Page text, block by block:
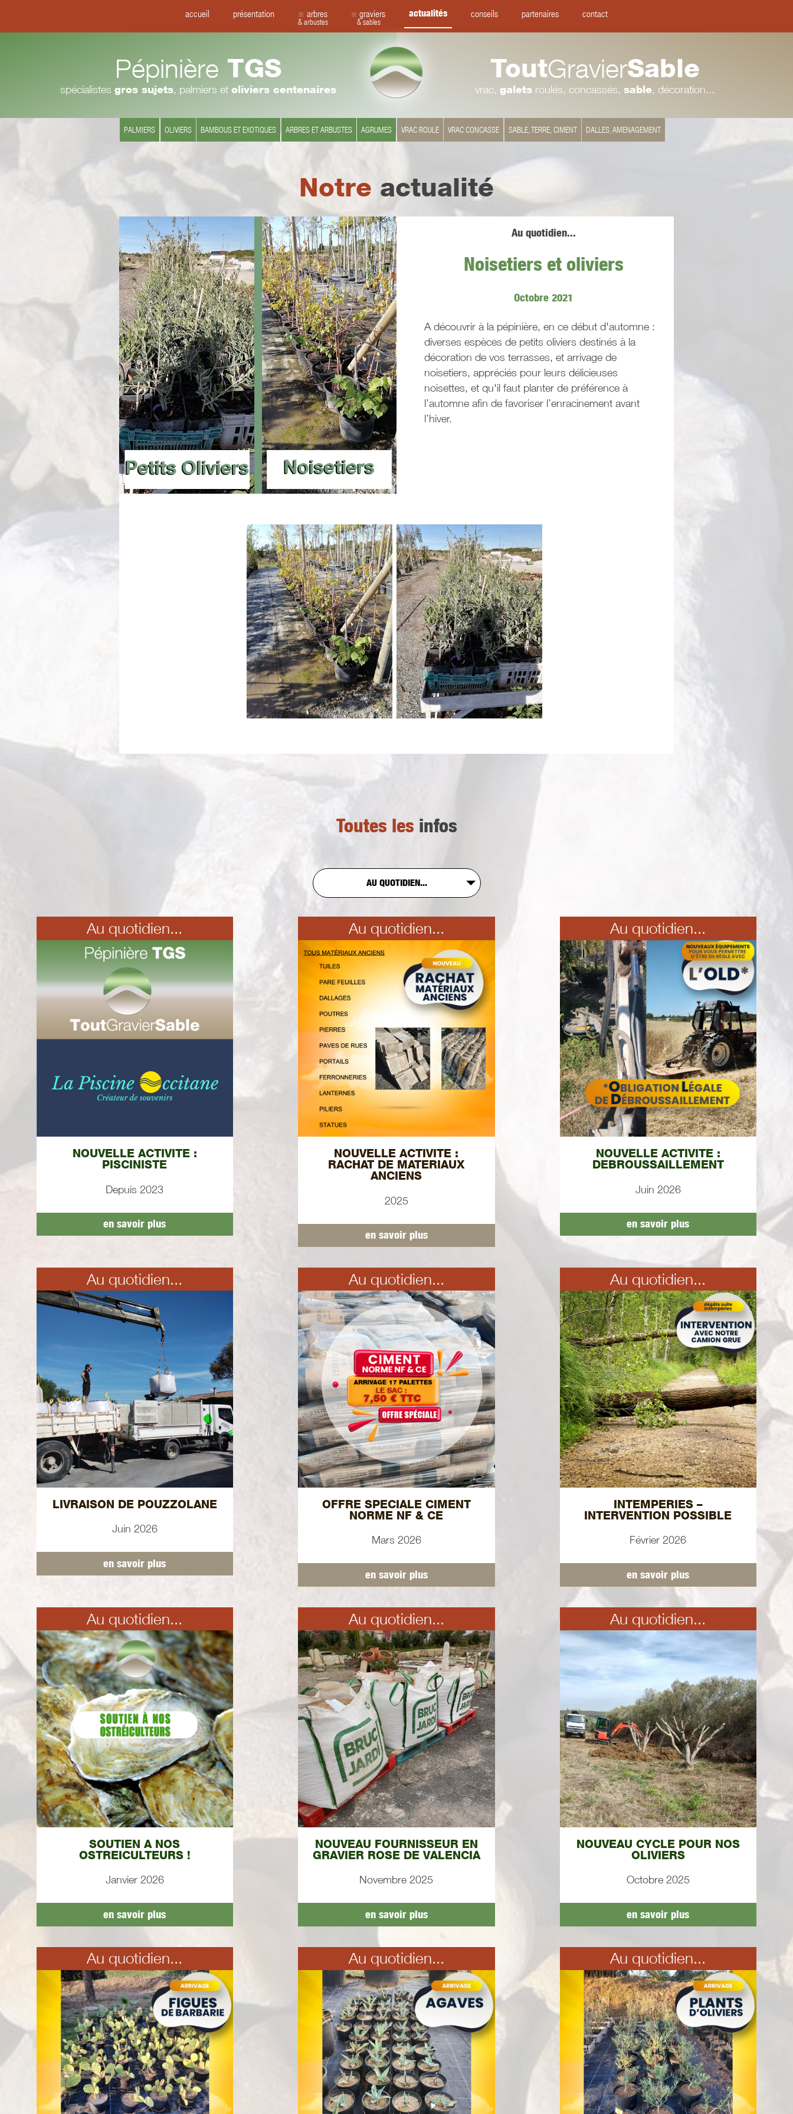
accueil présentation arbres
& arbustes
graviers
& sables
actualités conseils partenaires contact
Pépinière TGS
spécialistes gros sujets, palmiers et oliviers centenaires
ToutGravierSable
vrac, galets roulés, concassés, sable, décoration...
PALMIERS OLIVIERS BAMBOUS ET EXOTIQUES ARBRES ET ARBUSTES AGRUMES VRAC ROULE VRAC CONCASSE SABLE, TERRE, CIMENT DALLES, AMENAGEMENT
Notre actualité
Au quotidien...
Noisetiers et oliviers
Octobre 2021
A découvrir à la pépinière, en ce début d'automne :
diverses espèces de petits oliviers destinés à la
décoration de vos terrasses, et arrivage de
noisetiers, appréciés pour leurs délicieuses
noisettes, et qu'il faut planter de préférence à
l’automne afin de favoriser l’enracinement avant
l’hiver.
Toutes les infos
AU QUOTIDIEN...
Au quotidien...
NOUVELLE ACTIVITE :
PISCINISTE
Depuis 2023
en savoir plus
Au quotidien...
NOUVELLE ACTIVITE :
RACHAT DE MATERIAUX
ANCIENS
2025
en savoir plus
Au quotidien...
NOUVELLE ACTIVITE :
DEBROUSSAILLEMENT
Juin 2026
en savoir plus
Au quotidien...
LIVRAISON DE POUZZOLANE
Juin 2026
en savoir plus
Au quotidien...
OFFRE SPECIALE CIMENT
NORME NF & CE
Mars 2026
en savoir plus
Au quotidien...
INTEMPERIES –
INTERVENTION POSSIBLE
Février 2026
en savoir plus
Au quotidien...
SOUTIEN A NOS
OSTREICULTEURS !
Janvier 2026
en savoir plus
Au quotidien...
NOUVEAU FOURNISSEUR EN
GRAVIER ROSE DE VALENCIA
Novembre 2025
en savoir plus
Au quotidien...
NOUVEAU CYCLE POUR NOS
OLIVIERS
Octobre 2025
en savoir plus
Au quotidien... Au quotidien... Au quotidien...